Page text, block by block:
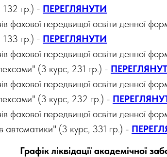
132 гр.) - ПЕРЕГЛЯНУТИ
фахової передвищої освіти денної
133 гр.) - ПЕРЕГЛЯНУТИ
фахової передвищої освіти денної
(3 курс, 231 гр.) -
фахової передвищої освіти денної
(3 курс, 232 гр.) -
фахової передвищої освіти денної
автоматики" (3 курс, 331 гр.) -
Графік ліквідації академічної